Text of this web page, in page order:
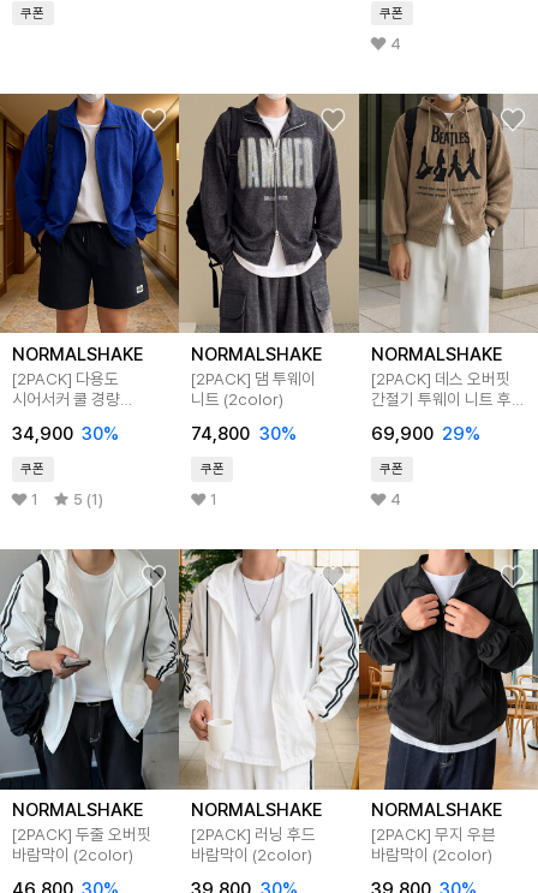
쿠폰 쿠폰
4
NORMALSHAKE
[2PACK] 다용도
시어서커 쿨 경량
34,900 30%
쿠폰
1 5 (1)
NORMALSHAKE
[2PACK] 댐 투웨이
니트 (2color)
74,800 30%
쿠폰
1
NORMALSHAKE
[2PACK] 데스 오버핏
간절기 투웨이 니트 후드
69,900 29%
쿠폰
4
NORMALSHAKE
[2PACK] 두줄 오버핏
바람막이 (2color)
NORMALSHAKE
[2PACK] 러닝 후드
바람막이 (2color)
NORMALSHAKE
[2PACK] 무지 우븐
바람막이 (2color)